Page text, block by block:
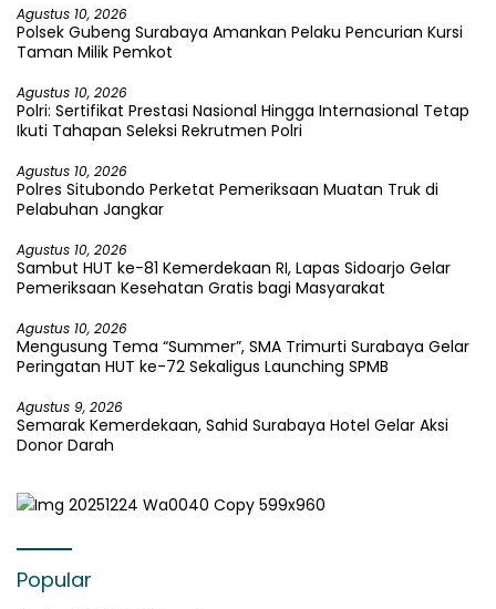
Agustus 10, 2026
Polsek Gubeng Surabaya Amankan Pelaku Pencurian Kursi
Taman Milik Pemkot
Agustus 10, 2026
Polri: Sertifikat Prestasi Nasional Hingga Internasional Tetap
Ikuti Tahapan Seleksi Rekrutmen Polri
Agustus 10, 2026
Polres Situbondo Perketat Pemeriksaan Muatan Truk di
Pelabuhan Jangkar
Agustus 10, 2026
Sambut HUT ke-81 Kemerdekaan RI, Lapas Sidoarjo Gelar
Pemeriksaan Kesehatan Gratis bagi Masyarakat
Agustus 10, 2026
Mengusung Tema “Summer”, SMA Trimurti Surabaya Gelar
Peringatan HUT ke-72 Sekaligus Launching SPMB
Agustus 9, 2026
Semarak Kemerdekaan, Sahid Surabaya Hotel Gelar Aksi
Donor Darah
Popular